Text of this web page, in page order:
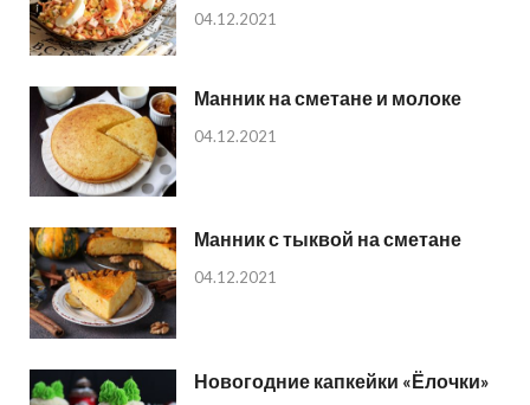
04.12.2021
Манник на сметане и молоке
04.12.2021
Манник с тыквой на сметане
04.12.2021
Новогодние капкейки «Ёлочки»